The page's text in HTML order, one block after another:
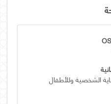
الشخصية وللأطفال